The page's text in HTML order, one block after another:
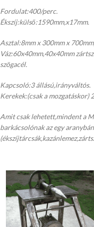
Fordulat:400/perc.
Ékszíj:külső:1590mm,x17mm.
Asztal:8mm x 300mm x
Váz:60x40mm,40x40mm
szögacél.
Kapcsoló:3 állású,irányváltós.
Kerekek:(csak a mozgatáskor)
Amit csak lehetett,mindent a
barkácsolónak az egy